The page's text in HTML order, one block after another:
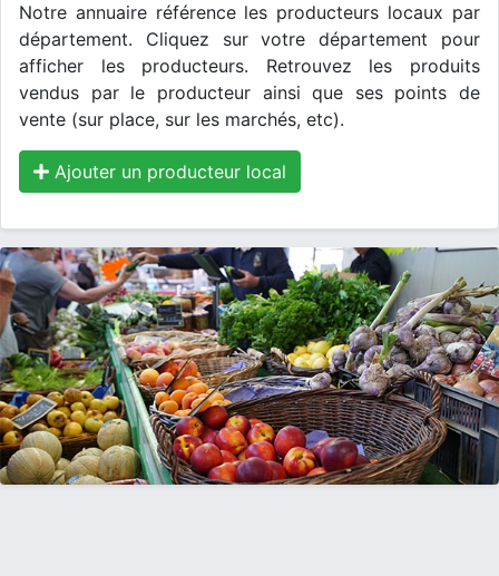
Notre annuaire référence les producteurs locaux par
département. Cliquez sur votre département pour
afficher les producteurs. Retrouvez les produits
vendus par le producteur ainsi que ses points de
vente (sur place, sur les marchés, etc).
Ajouter un producteur local